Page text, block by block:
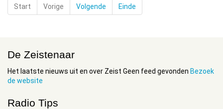
Start Vorige Volgende Einde
De Zeistenaar
Het laatste nieuws uit en over Zeist Geen feed gevonden Bezoek
de website
Radio Tips